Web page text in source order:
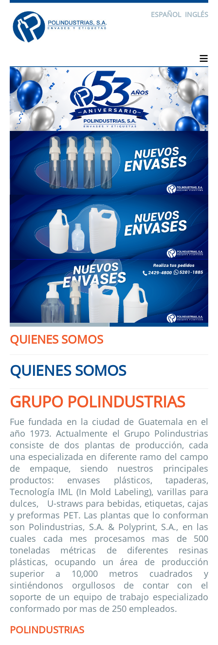
ESPAÑOL INGLÉS
≡
QUIENES SOMOS
QUIENES SOMOS
GRUPO POLINDUSTRIAS
Fue fundada en la ciudad de Guatemala en el
año 1973. Actualmente el Grupo Polindustrias
consiste de dos plantas de producción, cada
una especializada en diferente ramo del campo
de empaque, siendo nuestros principales
productos: envases plásticos, tapaderas,
Tecnología IML (In Mold Labeling), varillas para
dulces, U-straws para bebidas, etiquetas, cajas
y preformas PET. Las plantas que lo conforman
son Polindustrias, S.A. & Polyprint, S.A., en las
cuales cada mes procesamos mas de 500
toneladas métricas de diferentes resinas
plásticas, ocupando un área de producción
superior a 10,000 metros cuadrados y
sintiéndonos orgullosos de contar con el
soporte de un equipo de trabajo especializado
conformado por mas de 250 empleados.
POLINDUSTRIAS